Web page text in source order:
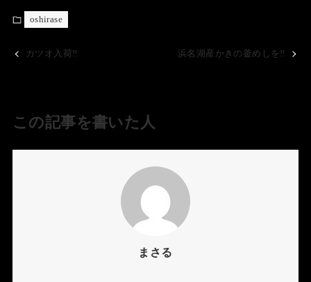
oshirase
カツオ入荷‼️ 浜名湖産かきの釜めしを‼️
この記事を書いた人
まさる